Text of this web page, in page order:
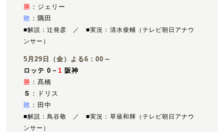
勝 ：ジェリー
敗 ：隅田
■解説：辻発彦 ／ ■実況：清水俊輔（テレビ朝日アナウ
ンサー）
5月29日（金）よる6：00～
ロッテ 0－1 阪神
勝 ：髙橋
Ｓ ：ドリス
敗 ：田中
■解説：鳥谷敬 ／ ■実況：草薙和輝（テレビ朝日アナウ
ンサー）